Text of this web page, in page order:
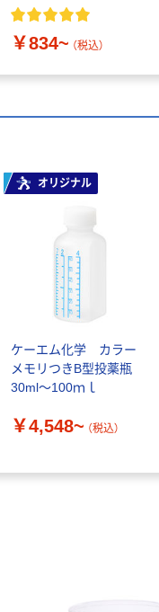
０・１００ｍL）
￥834~ （税込）
オリジナル
ケーエム化学 カラー
メモリつきB型投薬瓶
30ml～100ｍｌ
￥4,548~ （税込）